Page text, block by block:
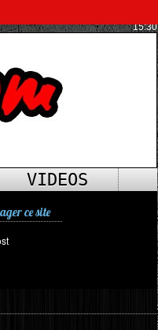
15:30
VIDEOS
ce site